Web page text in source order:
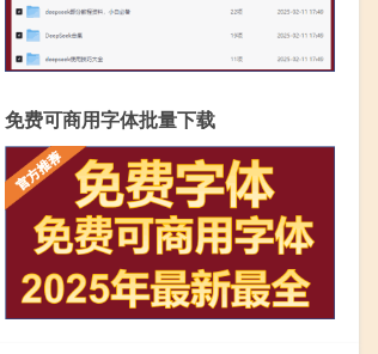
免费可商用字体批量下载